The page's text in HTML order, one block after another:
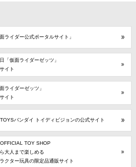
ライダー公式ポータルサイト」
「仮面ライダーゼッツ」
イト
ライダーゼッツ」
イト
バンダイ トイディビジョンの公式サイト
TOY SHOP
大人まで楽しめる
クター玩具の限定品通販サイト